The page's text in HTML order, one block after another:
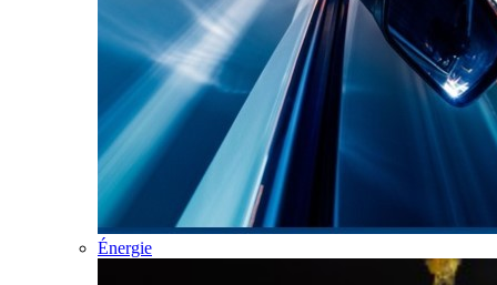
Énergie